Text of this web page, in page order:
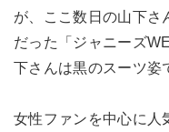
が、ここ数日の山下さ
だった「ジャニーズ
下さんは黒のスーツ姿
女性ファンを中心に人